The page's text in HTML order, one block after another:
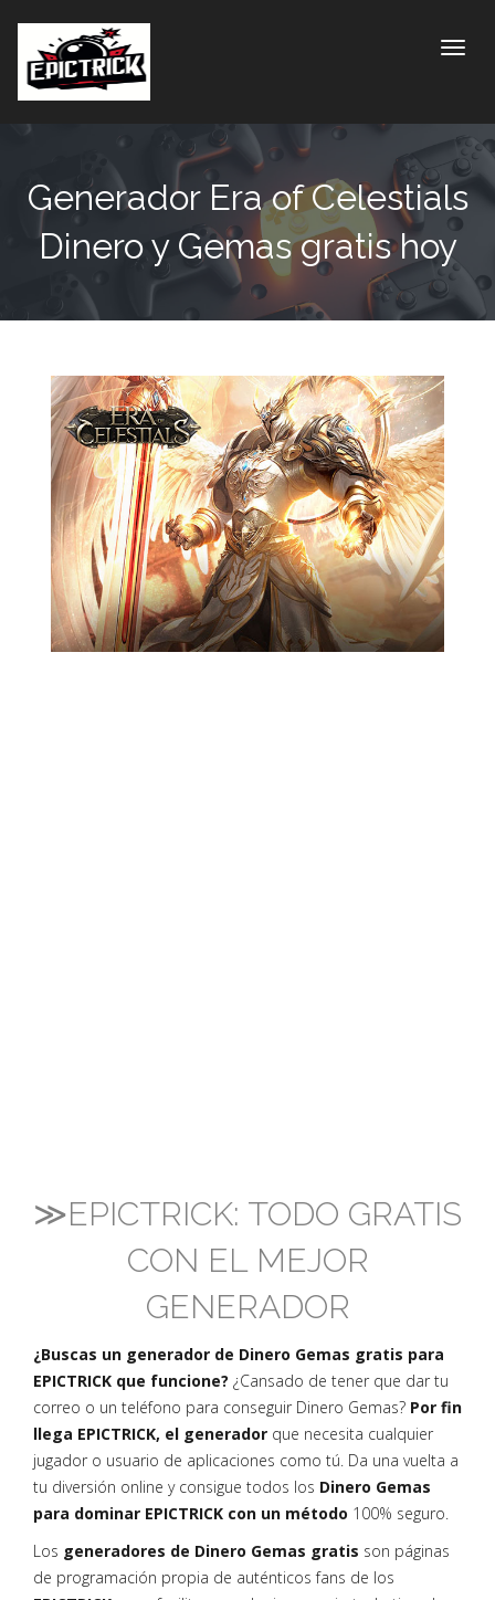
Generador Era of Celestials
Dinero y Gemas gratis hoy
≫EPICTRICK: TODO GRATIS
CON EL MEJOR
GENERADOR
¿Buscas un generador de Dinero Gemas gratis para
EPICTRICK que funcione? ¿Cansado de tener que dar tu
correo o un teléfono para conseguir Dinero Gemas? Por fin
llega EPICTRICK, el generador que necesita cualquier
jugador o usuario de aplicaciones como tú. Da una vuelta a
tu diversión online y consigue todos los Dinero Gemas
para dominar EPICTRICK con un método 100% seguro.
Los generadores de Dinero Gemas gratis son páginas
de programación propia de auténticos fans de los